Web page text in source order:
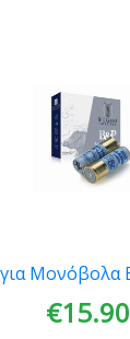
€15.90